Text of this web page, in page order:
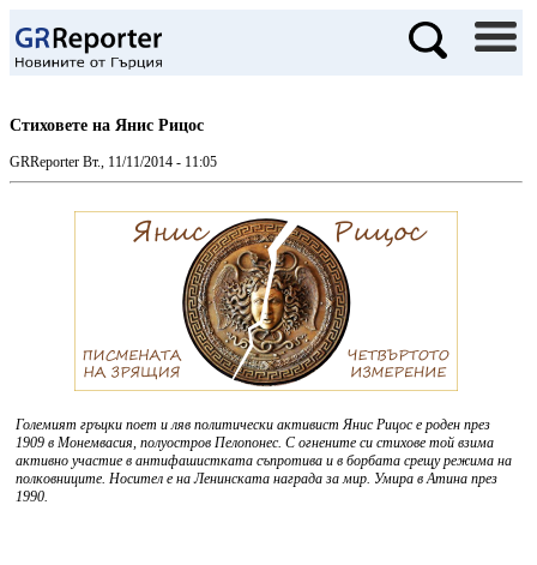
Стиховете на Янис Рицос
GRReporter Вт., 11/11/2014 - 11:05
Големият гръцки поет и ляв политически активист Янис Рицос е роден през
1909 в Монемвасия, полуостров Пелопонес. С огнените си стихове той взима
активно участие в антифашистката съпротива и в борбата срещу режима на
полковниците. Носител е на Ленинската награда за мир. Умира в Атина през
1990.